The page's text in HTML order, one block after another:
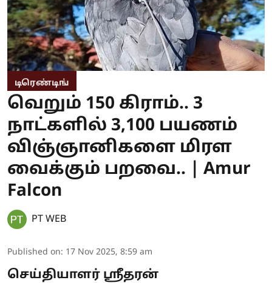
டிரெண்டிங்
வெறும் 150 கிராம்.. 3
நாட்களில் 3,100 பயணம்
விஞ்ஞானிகளை மிரள
வைக்கும் பறவை.. | Amur
Falcon
PT WEB
Published on: 17 Nov 2025, 8:59 am
செய்தியாளர் ஶ்ரீதரன்